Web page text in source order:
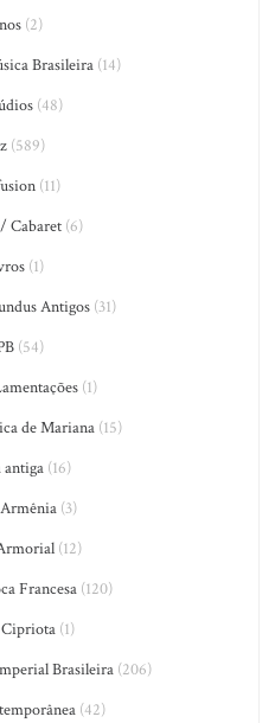
(2)
Brasileira(14)
(48)
(589)
(11)
Cabaret (6)
(1)
Antigos (31)
(54)
(1)
de Mariana(15)
antiga (16)
(3)
(12)
Francesa(120)
(1)
Brasileira(206)
(42)